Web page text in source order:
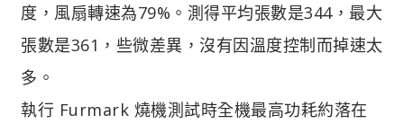
度，風扇轉速為79%。 測得平均張數是344，最大
張數是361，些微差異，沒有因溫度控制而掉速太
多。
執行 Furmark 燒機測試時全機最高功耗約落在